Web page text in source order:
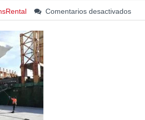
Comentarios desactivados